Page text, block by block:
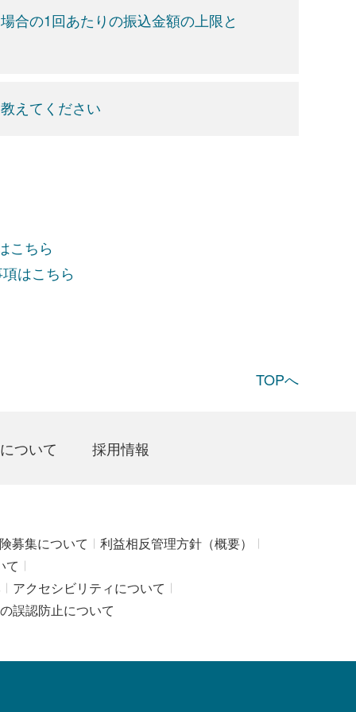
合の1回あたりの振込金額の上限と
えてください
こちら
はこちら
TOPへ
ついて 採用情報
募集について
利益相反管理方針（概要）
て
アクセシビリティについて
誤認防止について